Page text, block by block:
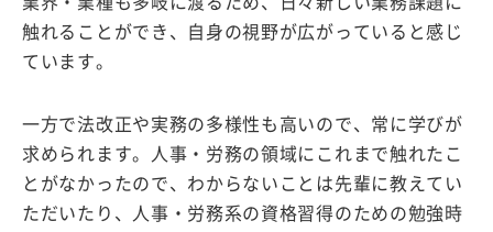
触れることができ、自身の視野が広がっていると感じ
ています。
一方で法改正や実務の多様性も高いので、常に学びが
求められます。人事・労務の領域にこれまで触れたこ
とがなかったので、わからないことは先輩に教えてい
ただいたり、人事・労務系の資格習得のための勉強時